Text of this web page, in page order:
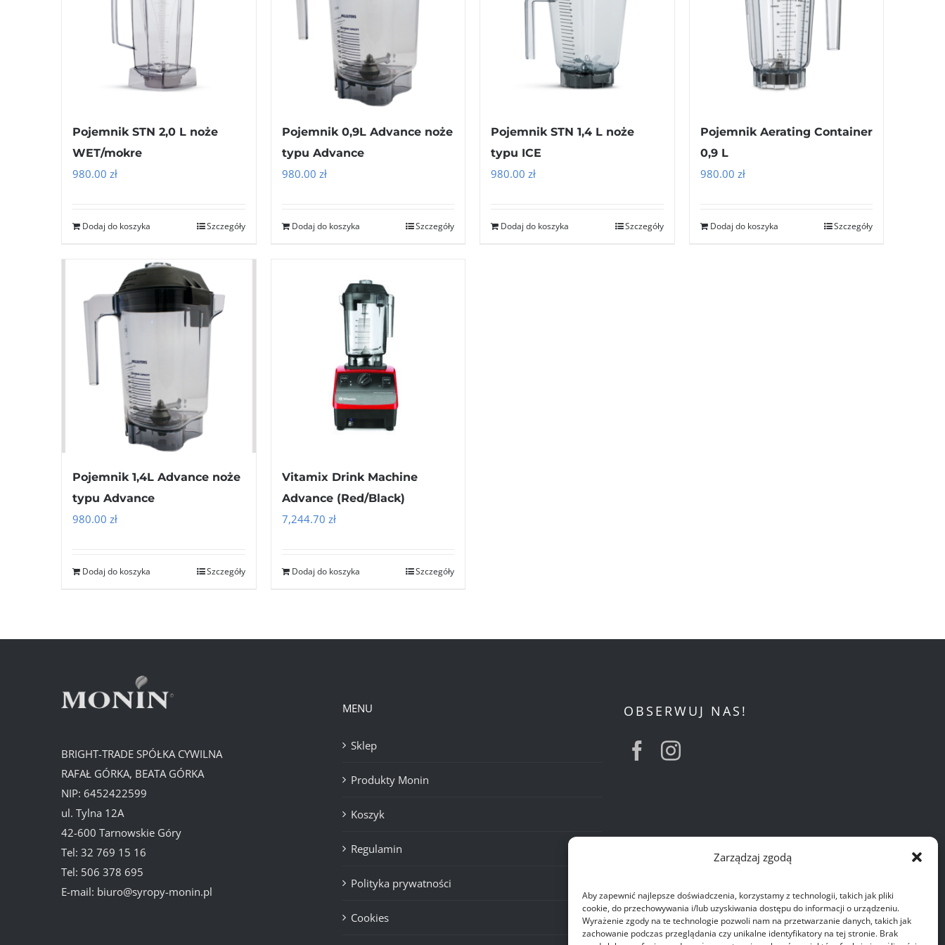
Zarządzaj zgodą
Aby zapewnić najlepsze doświadczenia, korzystamy z technologii, takich jak pliki
cookie, do przechowywania i/lub uzyskiwania dostępu do informacji o urządzeniu.
Wyrażenie zgody na te technologie pozwoli nam na przetwarzanie danych, takich jak
zachowanie podczas przeglądania czy unikalne identyfikatory na tej stronie. Brak
Pojemnik STN 2,0 L noże
WET/mokre
980.00 zł
Dodaj do koszyka Szczegóły
Pojemnik 0,9L Advance noże
typu Advance
980.00 zł
Dodaj do koszyka Szczegóły
Pojemnik STN 1,4 L noże
typu ICE
980.00 zł
Dodaj do koszyka Szczegóły
Pojemnik Aerating Container
0,9 L
980.00 zł
Dodaj do koszyka Szczegóły
Pojemnik 1,4L Advance noże
typu Advance
980.00 zł
Dodaj do koszyka Szczegóły
Vitamix Drink Machine
Advance (Red/Black)
7,244.70 zł
Dodaj do koszyka Szczegóły
BRIGHT-TRADE SPÓŁKA CYWILNA
RAFAŁ GÓRKA, BEATA GÓRKA
NIP: 6452422599
ul. Tylna 12A
42-600 Tarnowskie Góry
Tel: 32 769 15 16
Tel: 506 378 695
E-mail: biuro@syropy-monin.pl
MENU
Sklep
Produkty Monin
Koszyk
Regulamin
Polityka prywatności
Cookies
OBSERWUJ NAS!